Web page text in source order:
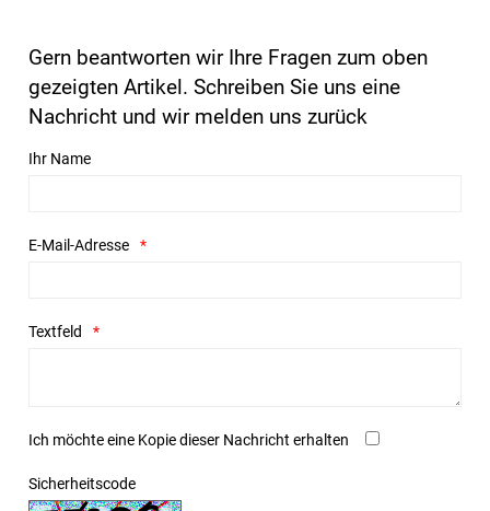
Gern beantworten wir Ihre Fragen zum oben
gezeigten Artikel. Schreiben Sie uns eine
Nachricht und wir melden uns zurück
Ihr Name
E-Mail-Adresse
Textfeld
Ich möchte eine Kopie dieser Nachricht erhalten
Sicherheitscode